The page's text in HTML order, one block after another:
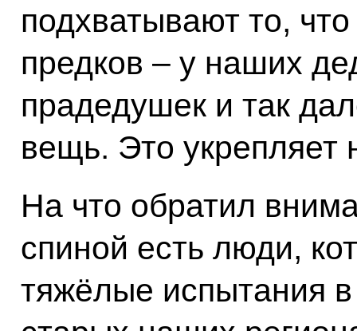
подхватывают то,
предков – у наших
прадедушек и так
вещь. Это укрепляет
На что обратил
спиной есть люди,
тяжёлые испытания